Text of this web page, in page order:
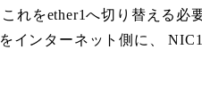
れをether1へ切り替える
インターネット側に、